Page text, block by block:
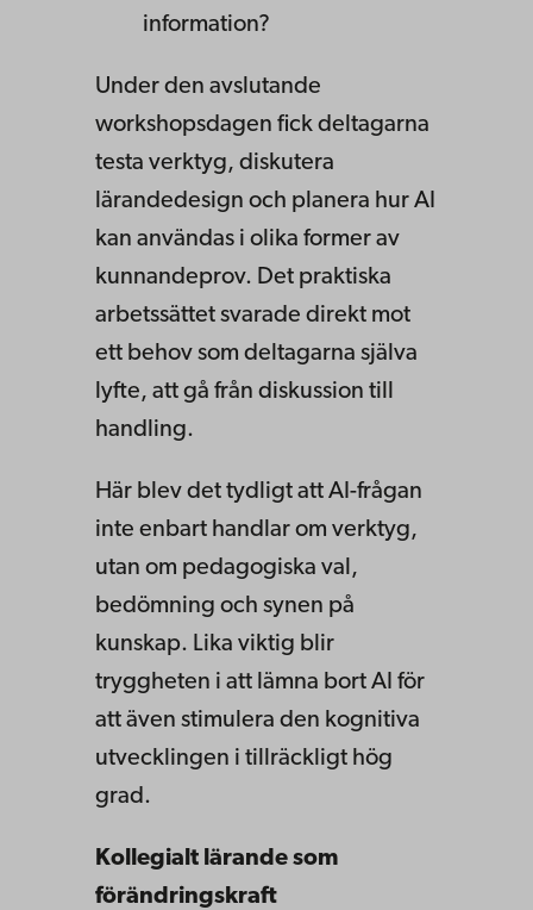
information?
Under den avslutande
workshopsdagen fick deltagarna
testa verktyg, diskutera
lärandedesign och planera hur AI
kan användas i olika former av
kunnandeprov. Det praktiska
arbetssättet svarade direkt mot
ett behov som deltagarna själva
lyfte, att gå från diskussion till
handling.
Här blev det tydligt att AI-frågan
inte enbart handlar om verktyg,
utan om pedagogiska val,
bedömning och synen på
kunskap. Lika viktig blir
tryggheten i att lämna bort AI för
att även stimulera den kognitiva
utvecklingen i tillräckligt hög
grad.
Kollegialt lärande som
förändringskraft